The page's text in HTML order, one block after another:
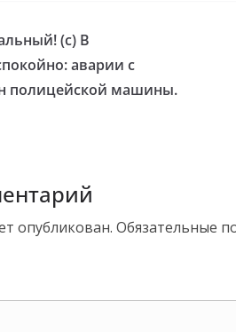
(с) В
аварии с
полицейской машины.
опубликован. Обязательные